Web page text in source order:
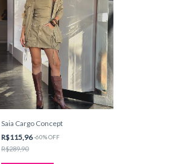
Saia Cargo Concept
R$115,96-60%OFF
R$289,90